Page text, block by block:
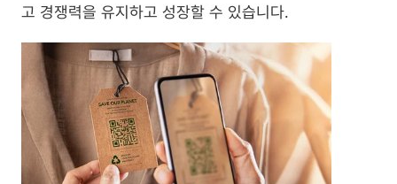
고 경쟁력을 유지하고 성장할 수 있습니다.